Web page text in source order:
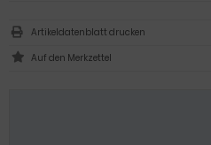
Artikeldatenblatt drucken